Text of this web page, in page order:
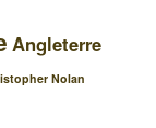
Angleterre
Nolan